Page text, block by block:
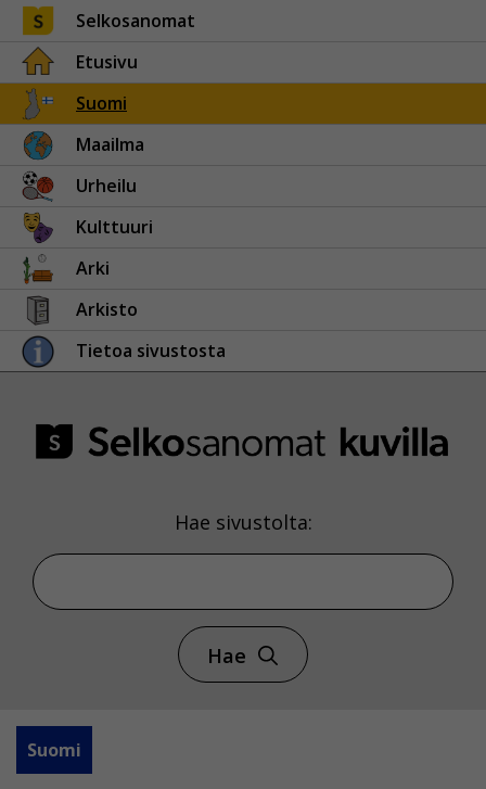
Selkosanomat
Etusivu
Suomi
Maailma
Urheilu
Kulttuuri
Arki
Arkisto
Tietoa sivustosta
Hae sivustolta:
Hae
Suomi